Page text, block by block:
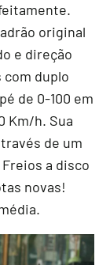
original
e direção
duplo
de 0-100 em
Km/h. Sua
de um
a disco
novas!